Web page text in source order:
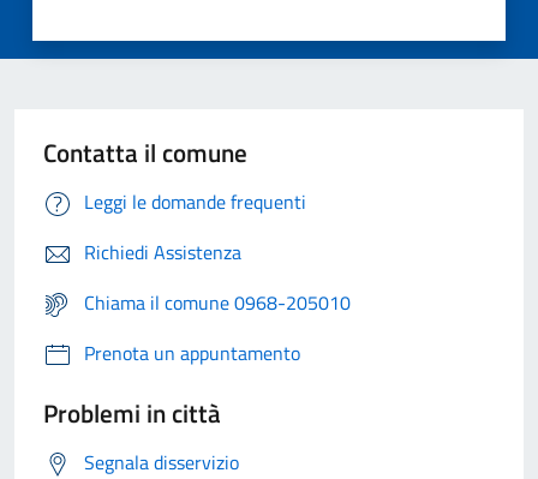
Contatta il comune
Leggi le domande frequenti
Richiedi Assistenza
Chiama il comune 0968-205010
Prenota un appuntamento
Problemi in città
Segnala disservizio